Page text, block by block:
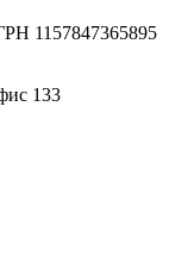
1157847365895
133